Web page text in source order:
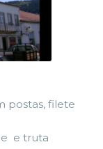
postas, filete
e truta